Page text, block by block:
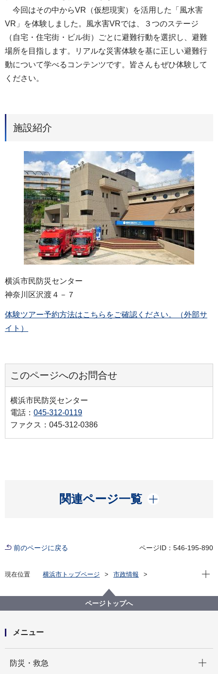
今回はその中からVR（仮想現実）を活用した「風水害
VR」を体験しました。風水害VRでは、３つのステージ
（自宅・住宅街・ビル街）ごとに避難行動を選択し、避難
場所を目指します。リアルな災害体験を基に正しい避難行
動について学べるコンテンツです。皆さんもぜひ体験して
ください。
施設紹介
横浜市民防災センター
神奈川区沢渡４－７
体験ツアー予約方法はこちらをご確認ください。（外部サ
イト）
このページへのお問合せ
横浜市民防災センター
電話： 045-312-0119
ファクス：045-312-0386
関連ページ一覧
開く
前のページに戻る ページID：546-195-890
現在位置 横浜市トップページ
市政情報
広報よこはま
広報よこはま市版
広報よこはまPlus
2021年版
現在
ページトップへ
メニュー
防災・救急